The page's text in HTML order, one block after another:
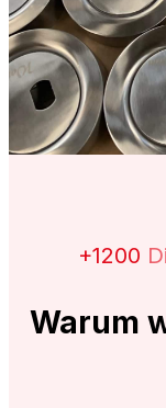
+1200
Warum